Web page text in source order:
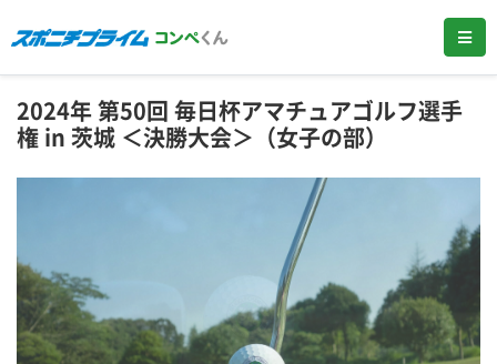
2024年 第50回 毎日杯アマチュアゴルフ選手
権 in 茨城 ＜決勝大会＞（女子の部）